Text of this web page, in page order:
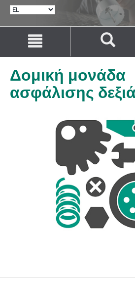
ΕΠΙΛΟΓΉ
Μετάβαση
περιεχόμενο
Μετάβαση
πλοήγηση
Δομική μονάδα
ασφάλισης